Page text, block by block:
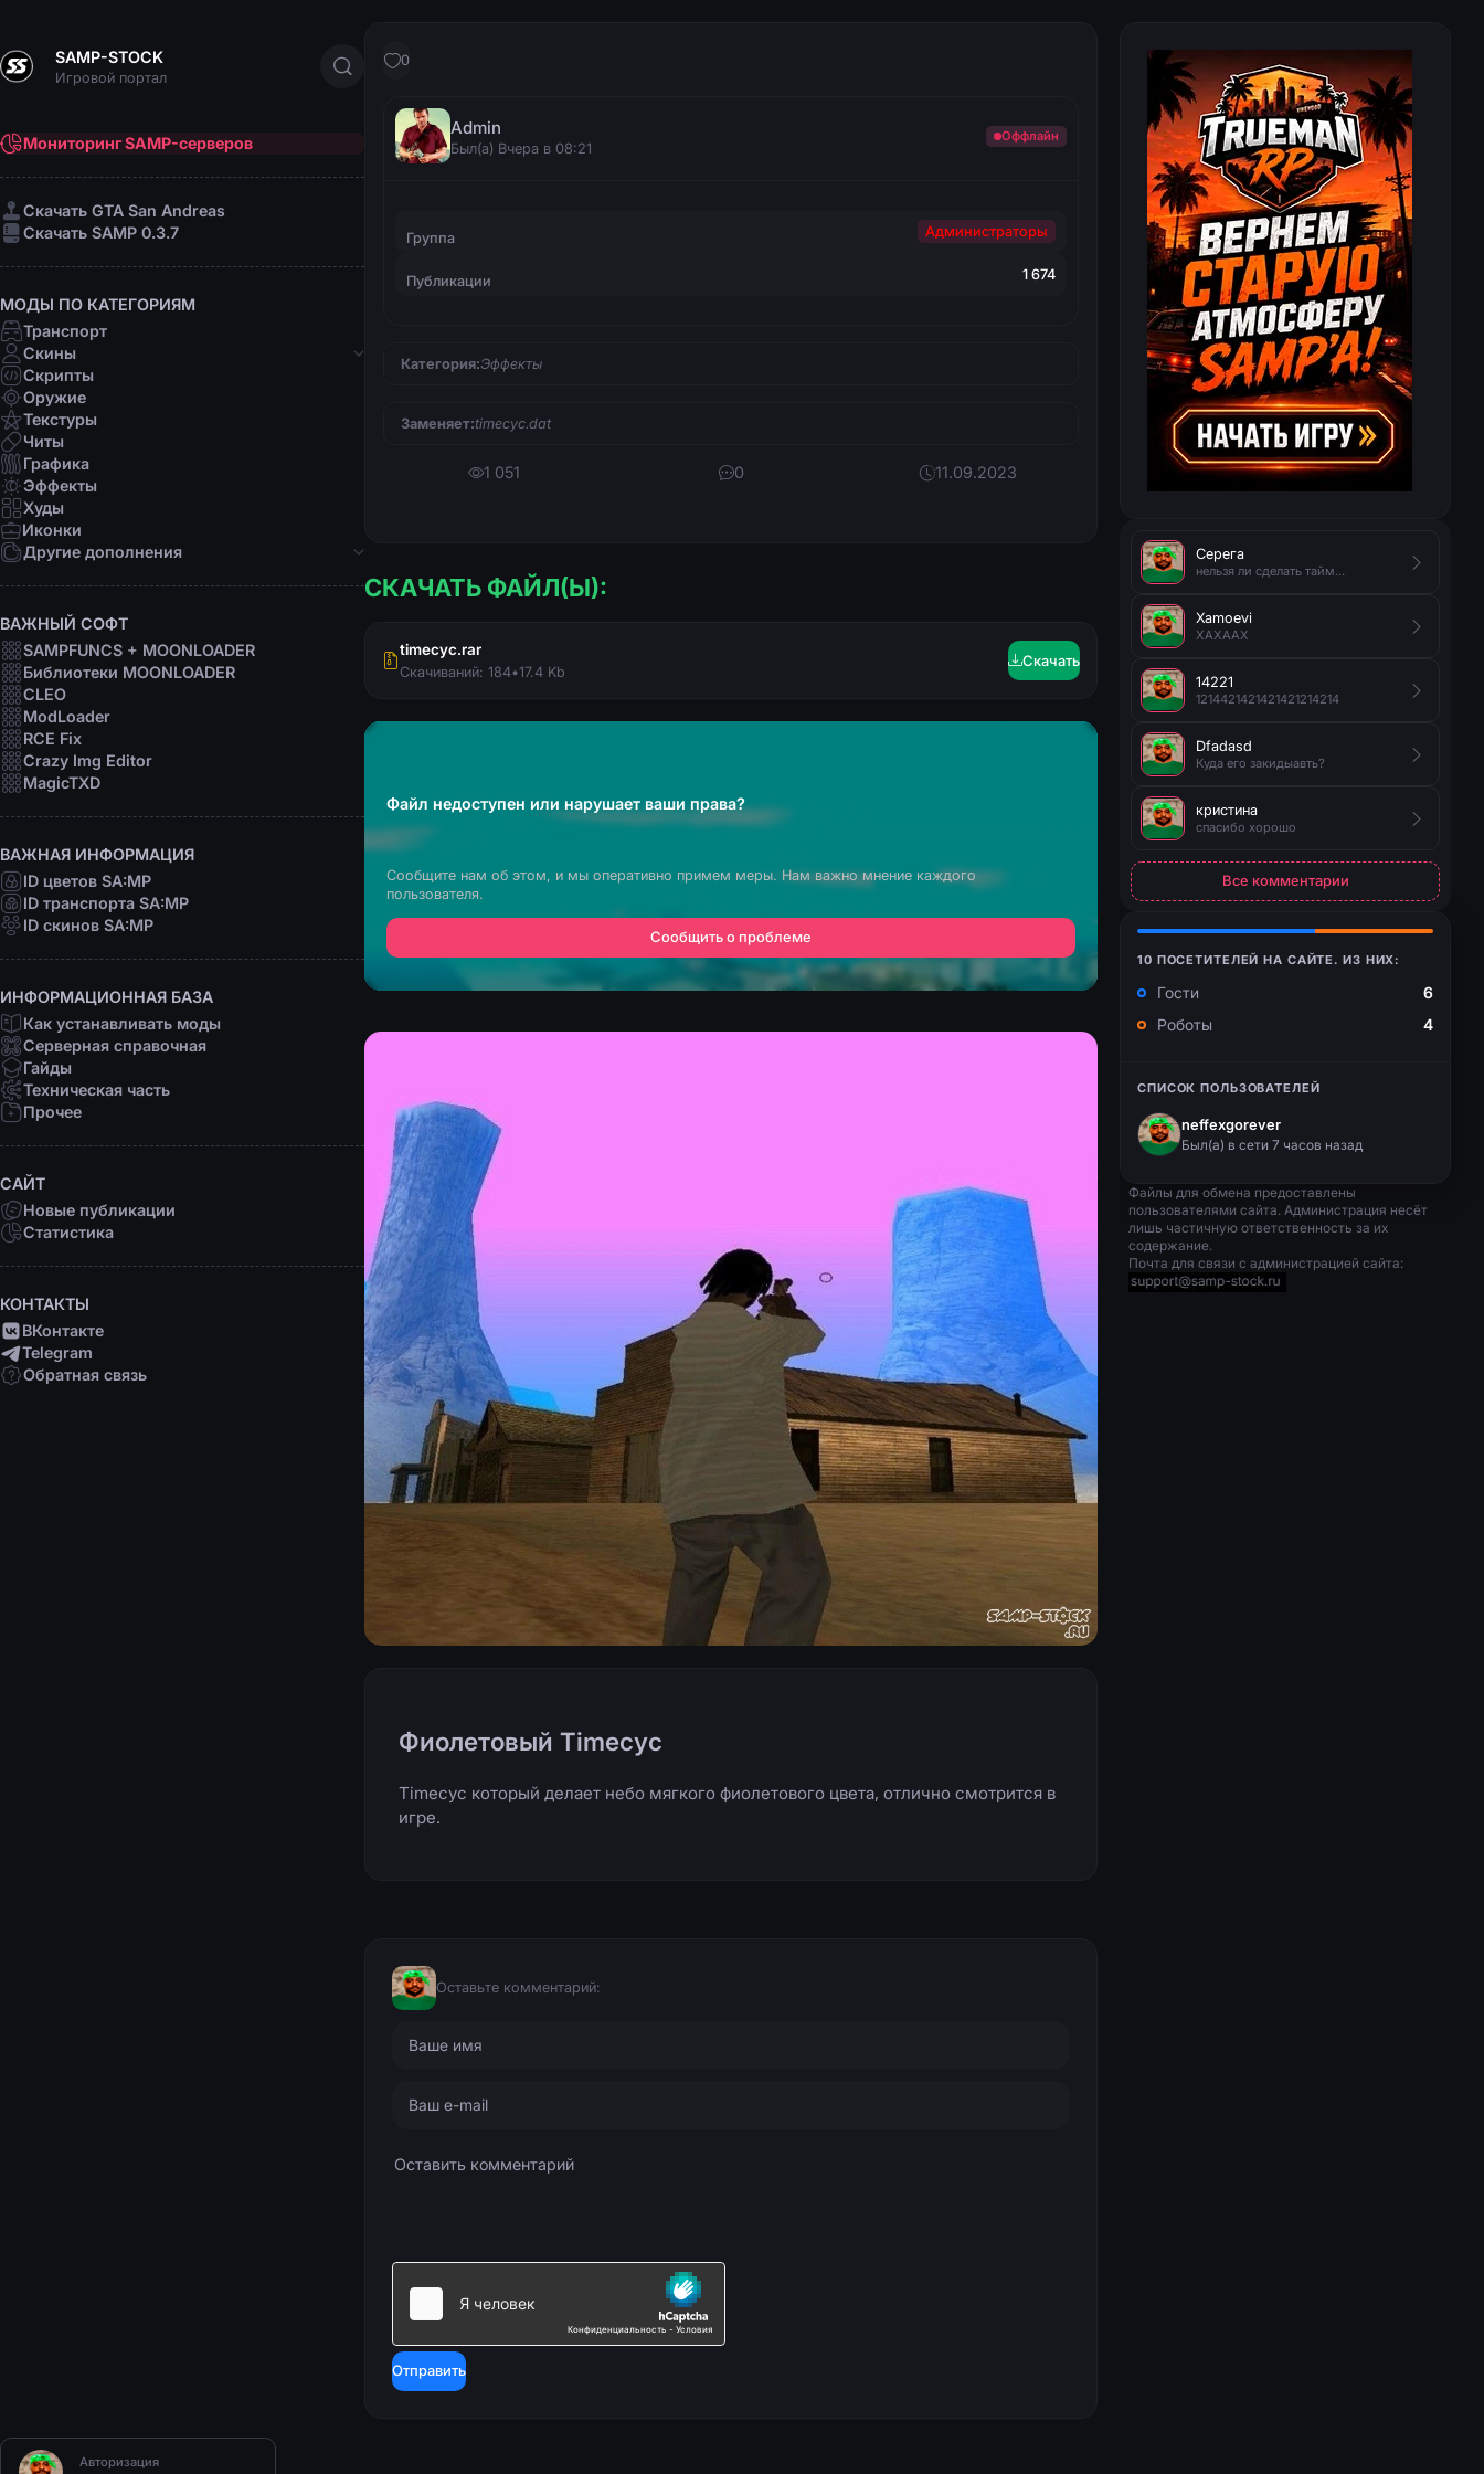
SAMP-STOCK
Игровой портал
Мониторинг SAMP-серверов
Cкачать GTA San Andreas
Cкачать SAMP 0.3.7
МОДЫ ПО КАТЕГОРИЯМ
Транспорт
Скины
Банды
Афро-американцы
Латино
Мафии
Организации
Девушки
Персоны
Рофл
Скрипты
Оружие
Текстуры
Читы
Графика
Эффекты
Худы
Иконки
Другие дополнения
Звуки
Анимации
Шрифты
Прицелы
Радары
Программы
ВАЖНЫЙ СОФТ
SAMPFUNCS + MOONLOADER
Библиотеки MOONLOADER
CLEO
ModLoader
RCE Fix
Crazy Img Editor
MagicTXD
ВАЖНАЯ ИНФОРМАЦИЯ
ID цветов SA:MP
ID транспорта SA:MP
ID скинов SA:MP
ИНФОРМАЦИОННАЯ БАЗА
Как устанавливать моды
Серверная справочная
Гайды
Техническая часть
Прочее
САЙТ
Новые публикации
Статистика
КОНТАКТЫ
ВКонтакте
Telegram
Обратная связь
Авторизация
0
Admin
Был(а) Вчера в 08:21
Оффлайн
Группа Администраторы
Публикации 1 674
Категория:Эффекты
Заменяет:timecyc.dat
1 051 0 11.09.2023
СКАЧАТЬ ФАЙЛ(Ы):
timecyc.rar
Скачиваний: 184•17.4 Kb
Скачать
Файл недоступен или нарушает ваши права?
Сообщите нам об этом, и мы оперативно примем меры. Нам важно мнение каждого
пользователя.
Сообщить о проблеме
Фиолетовый Timecyc
Timecyc который делает небо мягкого фиолетового цвета, отлично смотрится в
игре.
Оставьте комментарий:
Отправить
Серега
Xamoevi
XAXAAX
14221
1214421421421421214214
Dfadasd
Куда его закидыавть?
кристина
спасибо хорошо
Все комментарии
10 ПОСЕТИТЕЛЕЙ НА САЙТЕ. ИЗ НИХ:
Гости
6
Роботы
4
СПИСОК ПОЛЬЗОВАТЕЛЕЙ
neffexgorever
Был(a) в сети 7 часов назад
Файлы для обмена предоставлены
пользователями сайта. Администрация несёт
лишь частичную ответственность за их
содержание.
Почта для связи с администрацией сайта: